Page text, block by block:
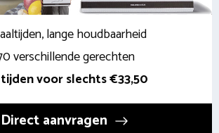
lange houdbaarheid
verschillende gerechten
voor slechts €33,50
Direct aanvragen